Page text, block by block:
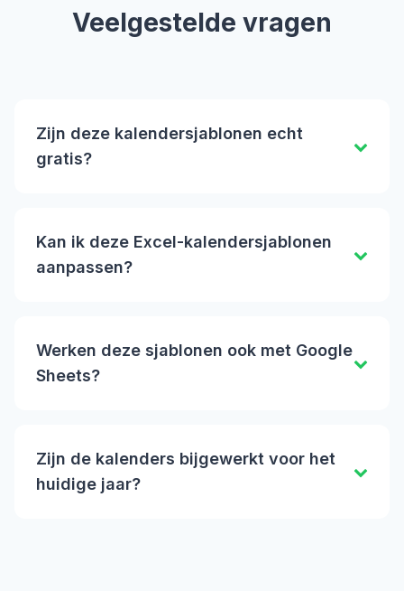
Veelgestelde vragen
Zijn deze kalendersjablonen echt
gratis?
Kan ik deze Excel-kalendersjablonen
aanpassen?
Werken deze sjablonen ook met Google
Sheets?
Zijn de kalenders bijgewerkt voor het
huidige jaar?